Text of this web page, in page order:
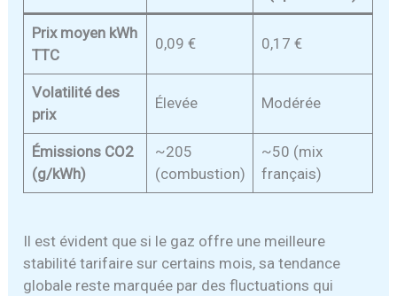
Prix moyen kWh
TTC
0,09 € 0,17 €
Volatilité des
prix
Élevée Modérée
Émissions CO2
(g/kWh)
~205
(combustion)
~50 (mix
français)
Il est évident que si le gaz offre une meilleure
stabilité tarifaire sur certains mois, sa tendance
globale reste marquée par des fluctuations qui